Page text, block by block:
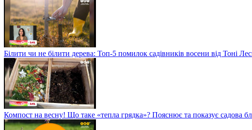
Білити чи не білити дерева: Топ-5 помилок садівників восени від Тоні
Компост на весну! Що таке «тепла грядка»? Пояснює та показує садова